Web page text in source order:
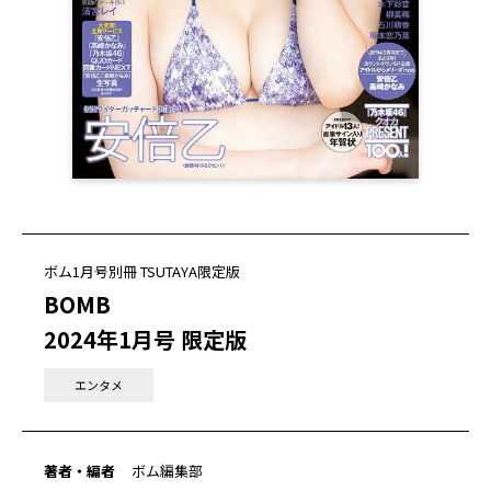
ボム1月号別冊 TSUTAYA限定版
BOMB
2024年1月号 限定版
エンタメ
著者・編者 ボム編集部